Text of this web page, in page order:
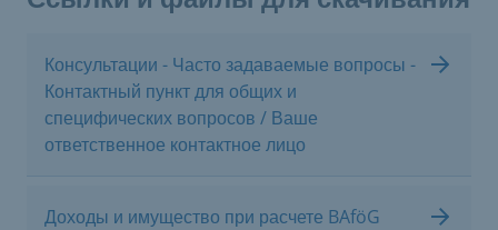
Консультации - Часто задаваемые вопросы -
Контактный пункт для общих и
специфических вопросов / Ваше
ответственное контактное лицо
Доходы и имущество при расчете BAföG